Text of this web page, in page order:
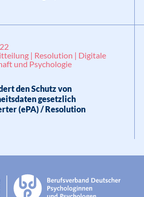
| Resolution | Digitale
und Psychologie
den Schutz von
gesetzlich
(ePA) / Resolution